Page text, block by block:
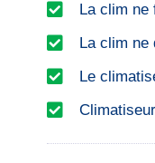
La clim ne
La clim ne
Le